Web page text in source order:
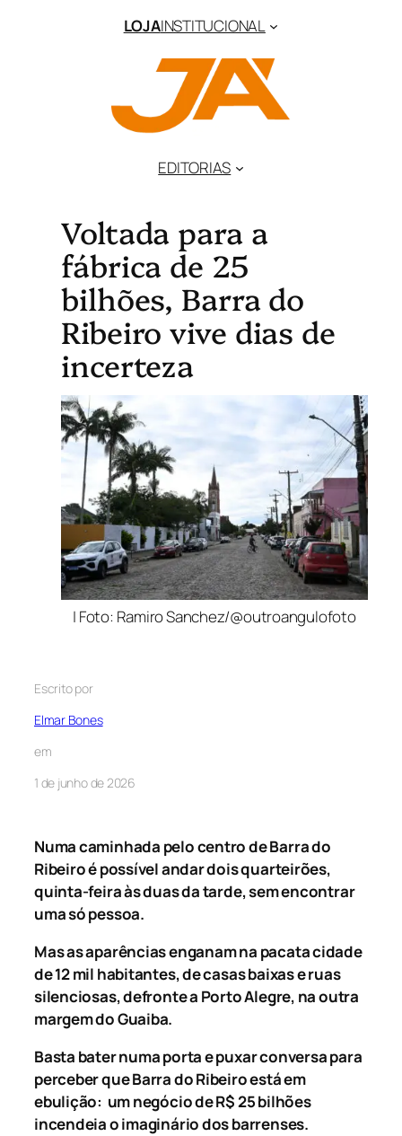
LOJAINSTITUCIONAL
EDITORIAS
Voltada para a
fábrica de 25
bilhões, Barra do
Ribeiro vive dias de
incerteza
| Foto: Ramiro Sanchez/@outroangulofoto
Escrito por
Elmar Bones
em
1 de junho de 2026
Numa caminhada pelo centro de Barra do
Ribeiro é possível andar dois quarteirões,
quinta-feira às duas da tarde, sem encontrar
uma só pessoa.
Mas as aparências enganam na pacata cidade
de 12 mil habitantes, de casas baixas e ruas
silenciosas, defronte a Porto Alegre, na outra
margem do Guaiba.
Basta bater numa porta e puxar conversa para
perceber que Barra do Ribeiro está em
ebulição: um negócio de R$ 25 bilhões
incendeia o imaginário dos barrenses.